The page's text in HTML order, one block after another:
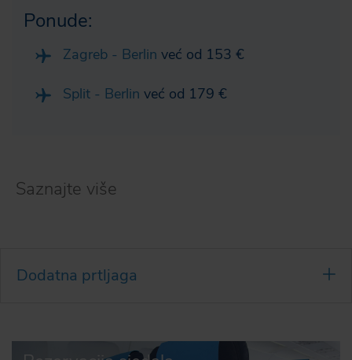
Ponude:
Zagreb - Berlin već od 153 €
Split - Berlin već od 179 €
Saznajte više
Dodatna prtljaga